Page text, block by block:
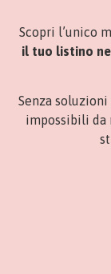
Scopri l’unico
il tuo listino
Senza
impossibili da